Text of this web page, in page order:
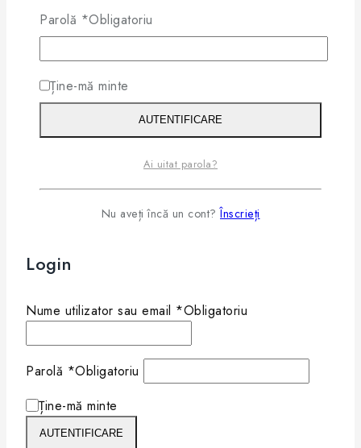
Fii primul pentru a revizui
"Tiffany & Co. TF2266 8055
Negru / Albastru Tiffany – Rame
Ochelari de Vedere Femei"
conectatpentru a posta o recenzie.
Login
Nume utilizator sau email *Obligatoriu
Parolă *Obligatoriu
Ține-mă minte
AUTENTIFICARE
Parolă *Obligatoriu
Ține-mă minte
AUTENTIFICARE
Ai uitat parola?
Nu aveți încă un cont?Înscrieți